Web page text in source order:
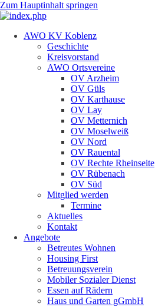
Zum Hauptinhalt springen
AWO KV Koblenz
Geschichte
Kreisvorstand
AWO Ortsvereine
OV Arzheim
OV Güls
OV Karthause
OV Lay
OV Metternich
OV Moselweiß
OV Nord
OV Rauental
OV Rechte Rheinseite
OV Rübenach
OV Süd
Mitglied werden
Termine
Aktuelles
Kontakt
Angebote
Betreutes Wohnen
Housing First
Betreuungsverein
Mobiler Sozialer Dienst
Essen auf Rädern
Haus und Garten gGmbH